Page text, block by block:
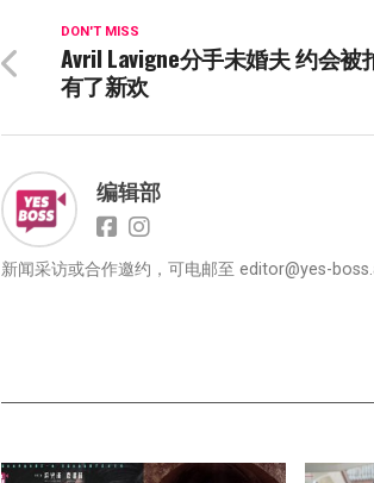
DON'T MISS
Avril Lavigne分手未婚夫 约会被
有了新欢
编辑部
新闻采访或合作邀约，可电邮至 editor@yes-